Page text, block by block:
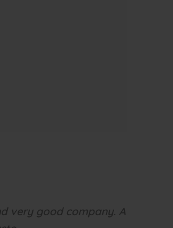
very good company. A